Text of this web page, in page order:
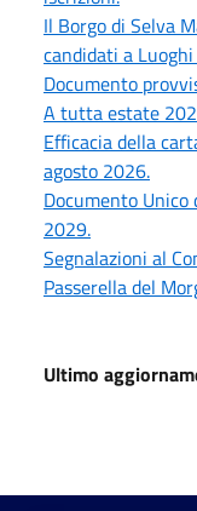
Il Borgo di Selva
candidati a Luoghi
Documento
A tutta estate
Efficacia della
agosto 2026.
Documento Unico
2029.
Segnalazioni al
Passerella del
Ultimo